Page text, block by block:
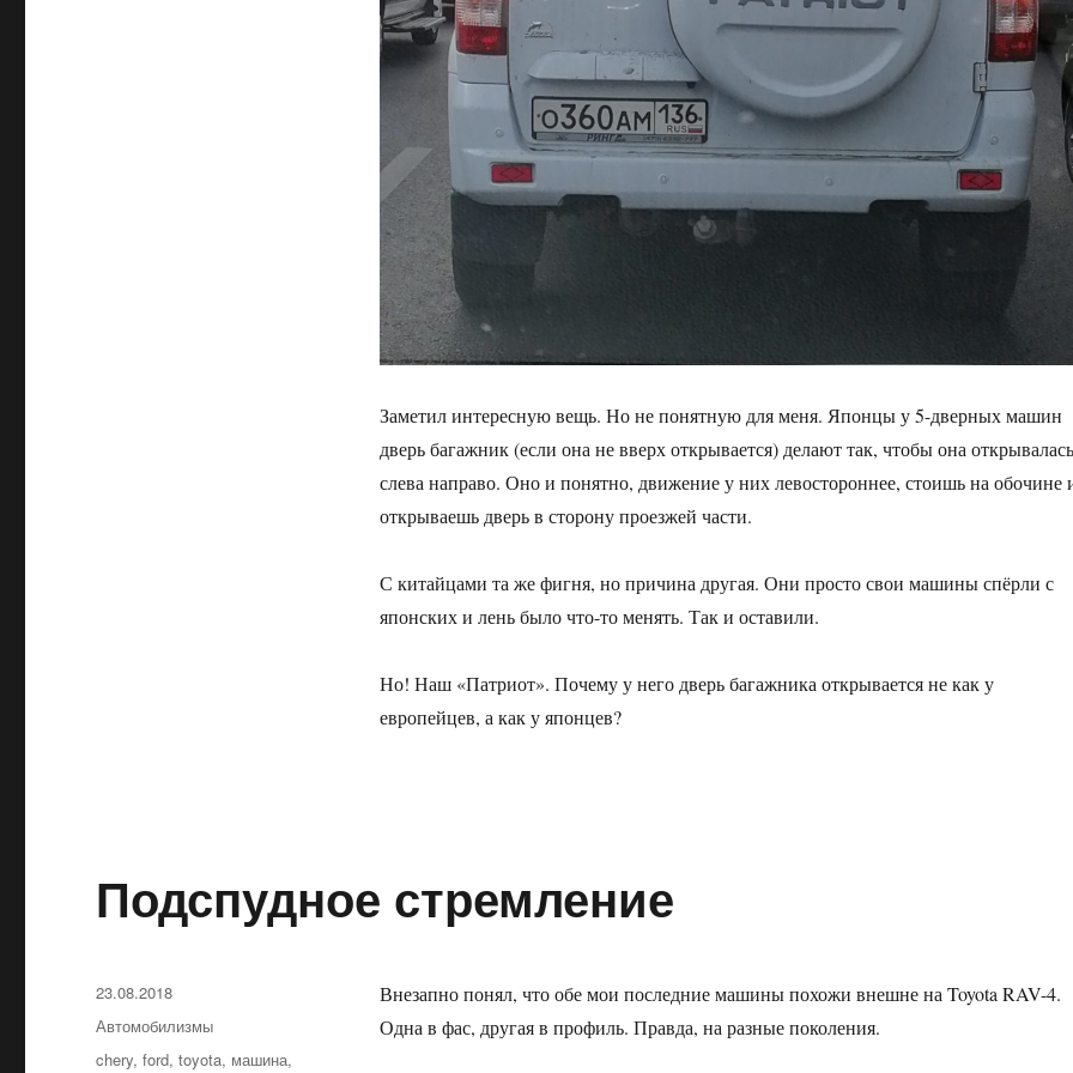
Заметил интересную вещь. Но не понятную для меня. Японцы у 5-дверных машин
дверь багажник (если она не вверх открывается) делают так, чтобы она открывалась
слева направо. Оно и понятно, движение у них левостороннее, стоишь на обочине
открываешь дверь в сторону проезжей части.
С китайцами та же фигня, но причина другая. Они просто свои машины спёрли с
японских и лень было что-то менять. Так и оставили.
Но! Наш «Патриот». Почему у него дверь багажника открывается не как у
европейцев, а как у японцев?
Подспудное стремление
Внезапно понял, что обе мои последние машины похожи внешне на Toyota RAV-4.
Одна в фас, другая в профиль. Правда, на разные поколения.
Опубликовано
23.08.2018
Рубрики
Автомобилизмы
Метки
chery,ford,toyota, машина,